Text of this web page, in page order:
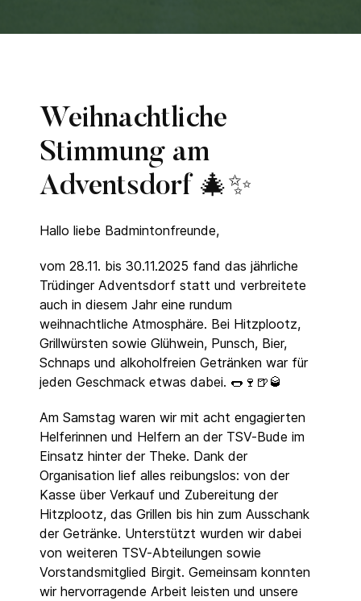
Weihnachtliche
Stimmung am
Adventsdorf 🎄✨
Hallo liebe Badmintonfreunde,
vom 28.11. bis 30.11.2025 fand das jährliche
Trüdinger Adventsdorf statt und verbreitete
auch in diesem Jahr eine rundum
weihnachtliche Atmosphäre. Bei Hitzplootz,
Grillwürsten sowie Glühwein, Punsch, Bier,
Schnaps und alkoholfreien Getränken war für
jeden Geschmack etwas dabei. 🌭🍷🍺🥃
Am Samstag waren wir mit acht engagierten
Helferinnen und Helfern an der TSV-Bude im
Einsatz hinter der Theke. Dank der
Organisation lief alles reibungslos: von der
Kasse über Verkauf und Zubereitung der
Hitzplootz, das Grillen bis hin zum Ausschank
der Getränke. Unterstützt wurden wir dabei
von weiteren TSV-Abteilungen sowie
Vorstandsmitglied Birgit. Gemeinsam konnten
wir hervorragende Arbeit leisten und unsere